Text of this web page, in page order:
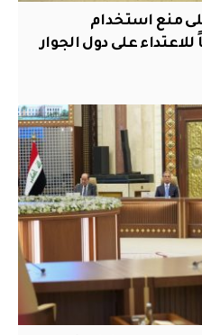
على منع استخدام
على دول الجوار